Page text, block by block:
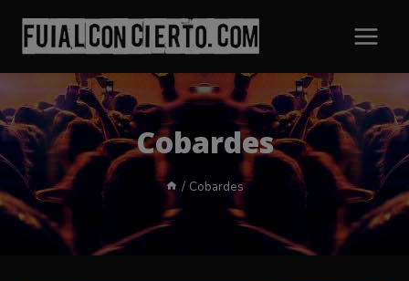
contenido
Cobardes
/ Cobardes